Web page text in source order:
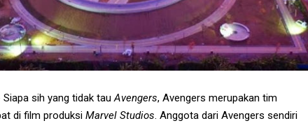
Siapa sih yang tidak tauAvengers, Avengers merupakan tim
di film produksi Marvel Studios. Anggota dari Avengers sendiri